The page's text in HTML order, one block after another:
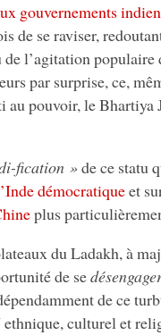
gouvernements
de se raviser,
l’agitation populaire
par surprise, ce,
au pouvoir, le Bhartiya
fication »de ce statu
démocratiqueet
plus
du Ladakh, à
de se
de ce
culturel et